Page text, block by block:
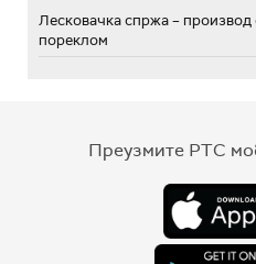
Лесковачка спржа –
пореклом
Преузмите РТС